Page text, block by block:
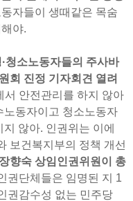
자들이 생때같은 목숨
야.
청소노동자들의 주사바
회 진정 기자회견 열려
서 안전관리를 하지 않아
노동자이고 청소노동자
않아. 인권위는 이에
보건복지부의 정책 개선
향숙 상임인권위원이 총
권단체들은 임명된 지 1
권감수성 없는 민주당